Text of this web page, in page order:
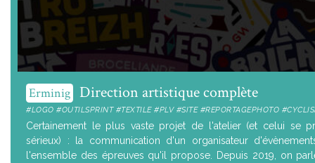
Erminig Direction artistique complète
#LOGO #OUTILSPRINT #TEXTILE #PLV #SITE #REPORTAGEPHOTO
Certainement le plus vaste projet de l'atelier (et celui se
sérieux) : la communication d'un organisateur